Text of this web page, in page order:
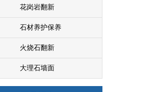
花岗岩翻新
石材养护保养
火烧石翻新
大理石墙面